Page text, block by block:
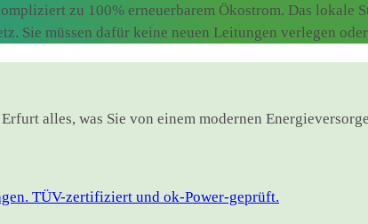
zu 100% erneuerbarem Ökostrom. Das
Sie müssen dafür keine neuen Leitungen verlegen
alles, was Sie von einem modernen
TÜV-zertifiziert und ok-Power-geprüft.